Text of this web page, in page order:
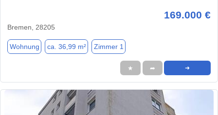
169.000 €
Bremen, 28205
Wohnung ca. 36,99 m² Zimmer 1
★ ➦ ➜